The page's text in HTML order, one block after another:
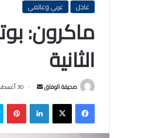
عاجل
عربي وعالمي
ماكرون:
الثانية
صحيفة الوفاق
أرسل
إلكترونيا
30 أغسطس، 2025
فيسبوك‫X لينكدإن